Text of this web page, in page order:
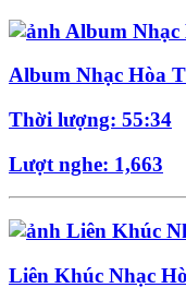
Album Nhạc Hòa
Thời lượng: 55:34
Lượt nghe: 1,663
Liên Khúc Nhạc